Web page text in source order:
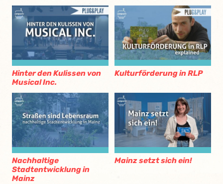
Hinter den Kulissen von
Musical Inc.
Kulturförderung in RLP
Nachhaltige
Stadtentwicklung in
Mainz
Mainz setzt sich ein!